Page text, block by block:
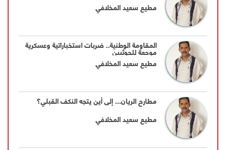
مطيع سعيد المخلافي
المقاومة الوطنية.. ضربات استخباراتية وعسكرية
موجعة للحوثيين
مطيع سعيد المخلافي
مطارح الريان... إلى أين يتجه النكف القبلي؟
مطيع سعيد المخلافي